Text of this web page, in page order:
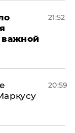
важной
21:52
20:59